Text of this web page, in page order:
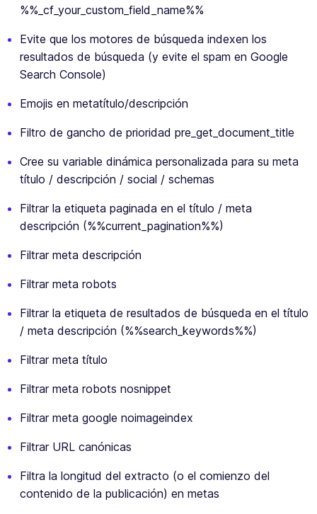
%%_cf_your_custom_field_name%%
Evite que los motores de búsqueda indexen los
resultados de búsqueda (y evite el spam en Google
Search Console)
Emojis en metatítulo/descripción
Filtro de gancho de prioridad pre_get_document_title
Cree su variable dinámica personalizada para su meta
título / descripción / social / schemas
Filtrar la etiqueta paginada en el título / meta
descripción (%%current_pagination%%)
Filtrar meta descripción
Filtrar meta robots
Filtrar la etiqueta de resultados de búsqueda en el título
/ meta descripción (%%search_keywords%%)
Filtrar meta título
Filtrar meta robots nosnippet
Filtrar meta google noimageindex
Filtrar URL canónicas
Filtra la longitud del extracto (o el comienzo del
contenido de la publicación) en metas